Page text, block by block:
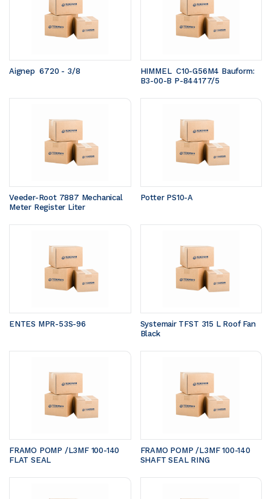
Aignep  6720 - 3/8
HIMMEL  C10-G56M4 Bauform:
B3-00-B P-844177/5
Veeder-Root 7887 Mechanical
Meter Register Liter
Potter PS10-A
ENTES MPR-53S-96
Systemair TFST 315 L Roof Fan
Black
FRAMO POMP /L3MF 100-140
FLAT SEAL
FRAMO POMP /L3MF 100-140
SHAFT SEAL RING